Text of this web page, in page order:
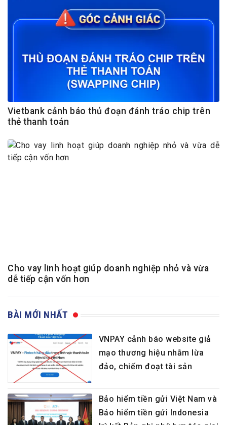
Vietbank cảnh báo thủ đoạn đánh tráo chip trên
thẻ thanh toán
Cho vay linh hoạt giúp doanh nghiệp nhỏ và vừa
dễ tiếp cận vốn hơn
BÀI MỚI NHẤT
VNPAY cảnh báo website giả
mạo thương hiệu nhằm lừa
đảo, chiếm đoạt tài sản
Bảo hiểm tiền gửi Việt Nam và
Bảo hiểm tiền gửi Indonesia